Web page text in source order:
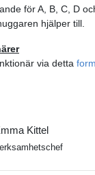
för A, B, C, D
hjälper till.
via detta
Kittel